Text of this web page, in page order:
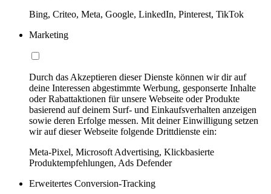
Bing, Criteo, Meta, Google, LinkedIn, Pinterest, TikTok
Marketing
Durch das Akzeptieren dieser Dienste können wir dir auf
deine Interessen abgestimmte Werbung, gesponserte Inhalte
oder Rabattaktionen für unsere Webseite oder Produkte
basierend auf deinem Surf- und Einkaufsverhalten anzeigen
sowie deren Erfolge messen. Mit deiner Einwilligung setzen
wir auf dieser Webseite folgende Drittdienste ein:
Meta-Pixel, Microsoft Advertising, Klickbasierte
Produktempfehlungen, Ads Defender
Erweitertes Conversion-Tracking